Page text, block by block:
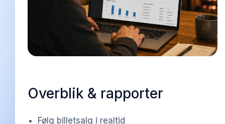
Overblik & rapporter
Følg billetsalg i realtid